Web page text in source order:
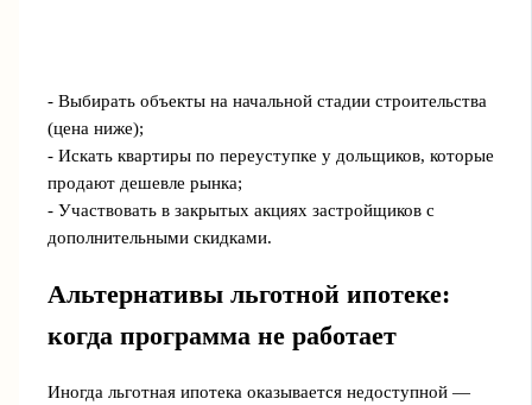
- Выбирать объекты на начальной стадии строительства
(цена ниже);
- Искать квартиры по переуступке у дольщиков, которые
продают дешевле рынка;
- Участвовать в закрытых акциях застройщиков с
дополнительными скидками.
Альтернативы льготной ипотеке:
когда программа не работает
Иногда льготная ипотека оказывается недоступной —